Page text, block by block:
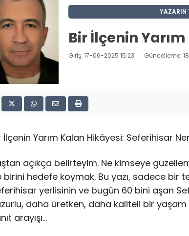
YAZARIN
Bir İlçenin
Giriş: 17-06-2025 15:23 Güncelleme:
İlçenin Yarım Kalan Hikâyesi: Seferihisar
açıkça belirteyim. Ne kimseye
birini hedefe koymak. Bu yazı, sadece bir
yerlisinin ve bugün 60 bini aşan
daha üretken, daha kaliteli bir
arayışı…